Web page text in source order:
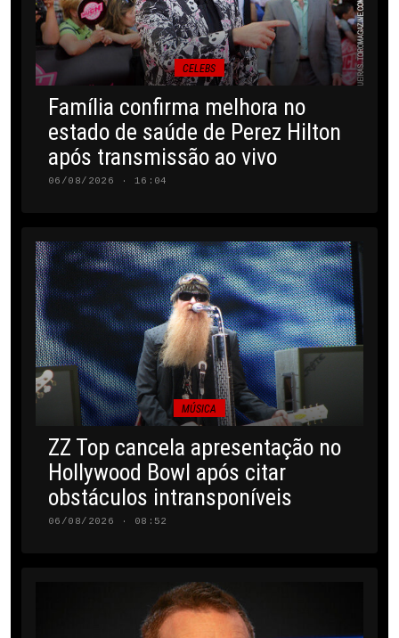
CELEBS
Família confirma melhora no
estado de saúde de Perez Hilton
após transmissão ao vivo
06/08/2026 · 16:04
MÚSICA
ZZ Top cancela apresentação no
Hollywood Bowl após citar
obstáculos intransponíveis
06/08/2026 · 08:52